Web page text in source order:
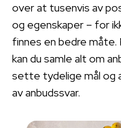
over at tusenvis av
og egenskaper – for
finnes en bedre måte.
kan du samle alt om
sette tydelige mål og
av anbudssvar.